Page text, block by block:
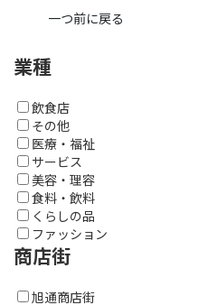
一つ前に戻る
業種
飲食店
その他
医療・福祉
サービス
美容・理容
食料・飲料
くらしの品
ファッション
商店街
旭通商店街